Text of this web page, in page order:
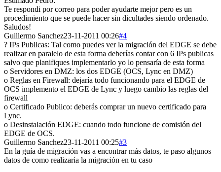
Te respondi por correo para poder ayudarte mejor pero es un
procedimiento que se puede hacer sin dicultades siendo ordenado.
Saludos!
Guillermo Sanchez23-11-2011 00:26#4
? IPs Publicas: Tal como puedes ver la migración del EDGE se debe
realizar en paralelo de esta forma deberías contar con 6 IPs publicas
salvo que planifiques implementarlo yo lo pensaría de esta forma
o Servidores en DMZ: los dos EDGE (OCS, Lync en DMZ)
o Reglas en Firewall: dejaría todo funcionando para el EDGE de
OCS implemento el EDGE de Lync y luego cambio las reglas del
firewall
o Certificado Publico: deberás comprar un nuevo certificado para
Lync.
o Desinstalación EDGE: cuando todo funcione de comisión del
EDGE de OCS.
Guillermo Sanchez23-11-2011 00:25#3
En la guía de migración vas a encontrar más datos, te paso algunos
datos de como realizaría la migración en tu caso